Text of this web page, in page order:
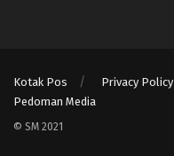
Kotak Pos Privacy Policy
Pedoman Media
© SM 2021